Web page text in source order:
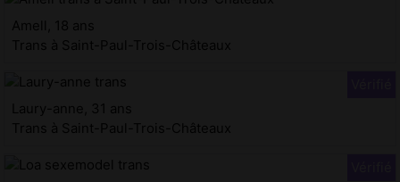
Amell, 18 ans
Trans à Saint-Paul-Trois-Châteaux
Laury-anne, 31 ans
Trans à Saint-Paul-Trois-Châteaux